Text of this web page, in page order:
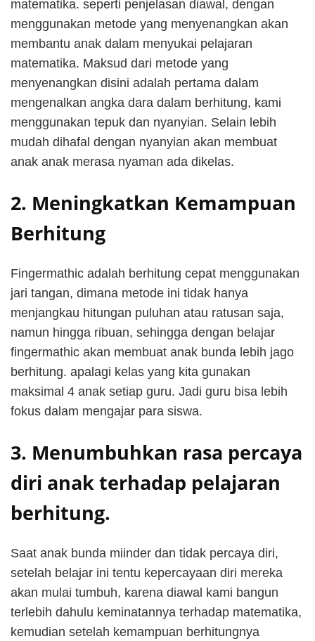
matematika. seperti penjelasan diawal, dengan
menggunakan metode yang menyenangkan akan
membantu anak dalam menyukai pelajaran
matematika. Maksud dari metode yang
menyenangkan disini adalah pertama dalam
mengenalkan angka dara dalam berhitung, kami
menggunakan tepuk dan nyanyian. Selain lebih
mudah dihafal dengan nyanyian akan membuat
anak anak merasa nyaman ada dikelas.
2. Meningkatkan Kemampuan
Berhitung
Fingermathic adalah berhitung cepat menggunakan
jari tangan, dimana metode ini tidak hanya
menjangkau hitungan puluhan atau ratusan saja,
namun hingga ribuan, sehingga dengan belajar
fingermathic akan membuat anak bunda lebih jago
berhitung. apalagi kelas yang kita gunakan
maksimal 4 anak setiap guru. Jadi guru bisa lebih
fokus dalam mengajar para siswa.
3. Menumbuhkan rasa percaya
diri anak terhadap pelajaran
berhitung.
Saat anak bunda miinder dan tidak percaya diri,
setelah belajar ini tentu kepercayaan diri mereka
akan mulai tumbuh, karena diawal kami bangun
terlebih dahulu keminatannya terhadap matematika,
kemudian setelah kemampuan berhitungnya